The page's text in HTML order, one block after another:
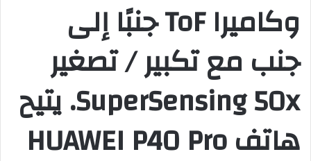
وكاميرا ToF جنبًا إلى
جنب مع تكبير / تصغير
SuperSensing 50x. يتيح
هاتف HUAWEI P40 Pro